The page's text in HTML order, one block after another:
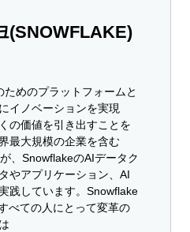
(SNOWFLAKE)
めのプラットフォームと
イノベーションを実現
の価値を引き出すことを
最大規模の企業を含む
、SnowflakeのAIデータク
やアプリケーション、AI
践しています。Snowflake
べての人にとって変革の